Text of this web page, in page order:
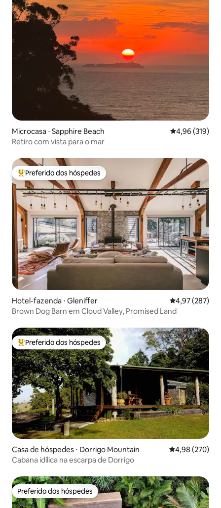
Microcasa ⋅ Sapphire Beach 4,96 de uma
4,96 (319)
Retiro com vista para o mar
Entre os melhores preferidos dos hóspedes
Preferido dos hóspedes
Hotel-fazenda ⋅ Gleniffer 4,97 de uma
4,97 (287)
Brown Dog Barn em Cloud Valley, Promised Land
Entre os melhores preferidos dos hóspedes
Preferido dos hóspedes
Casa de hóspedes ⋅ Dorrigo Mountain 4,98 de uma
4,98 (270)
Cabana idílica na escarpa de Dorrigo
Preferido dos hóspedes
Preferido dos hóspedes